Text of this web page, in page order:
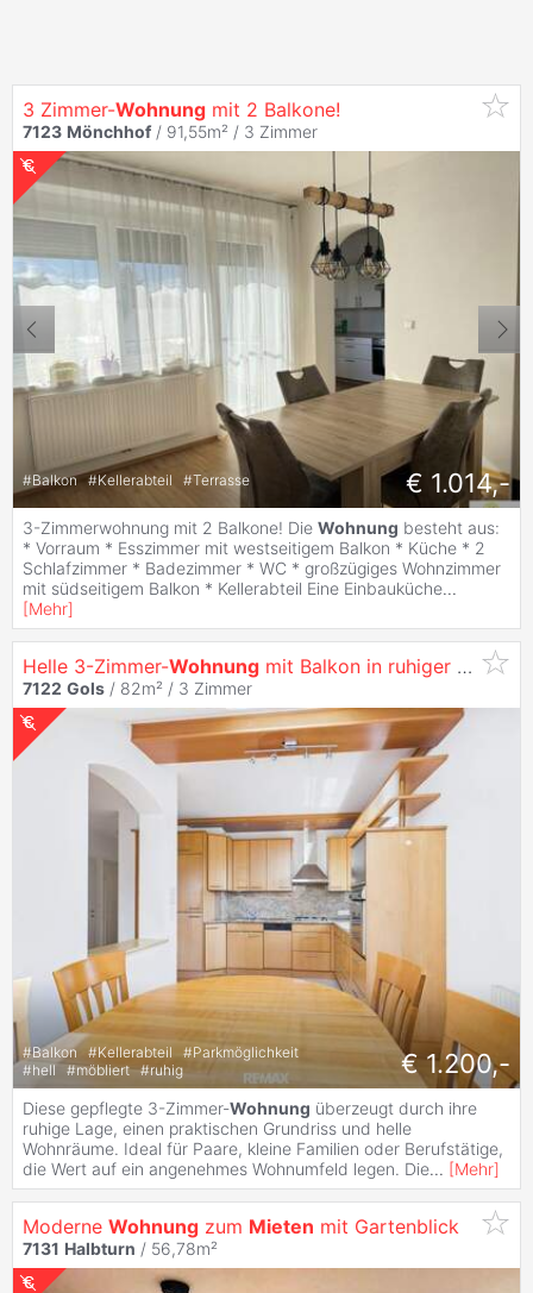
3 Zimmer-Wohnung mit 2 Balkone!
7123 Mönchhof / 91,55m² / 3 Zimmer
#Balkon #Kellerabteil #Terrasse € 1.014,-
3-Zimmerwohnung mit 2 Balkone! Die Wohnung besteht aus:
* Vorraum * Esszimmer mit westseitigem Balkon * Küche * 2
Schlafzimmer * Badezimmer * WC * großzügiges Wohnzimmer
mit südseitigem Balkon * Kellerabteil Eine Einbauküche...
[Mehr]
Helle 3-Zimmer-Wohnung mit Balkon in ruhiger Wohnlage in
7122 Gols / 82m² / 3 Zimmer
#Balkon #Kellerabteil #Parkmöglichkeit
#hell #möbliert #ruhig € 1.200,-
Diese gepflegte 3-Zimmer-Wohnung überzeugt durch ihre
ruhige Lage, einen praktischen Grundriss und helle
Wohnräume. Ideal für Paare, kleine Familien oder Berufstätige,
die Wert auf ein angenehmes Wohnumfeld legen. Die... [Mehr]
Moderne Wohnung zum Mieten mit Gartenblick
7131 Halbturn / 56,78m²